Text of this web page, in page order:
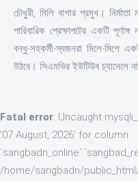
চৌধুরী, মিলি বাশার প্রমুখ।
পারিবারিক প্রেক্ষাপটের একটি
বন্ধু-সহকর্মী-স্বজনরা মিলে-মিশে
উঠবে। সিএমভির ইউটিউব চ্যানেলে
Fatal error: Uncaught
'07 August, 2026' for column
/home/sangbadn/